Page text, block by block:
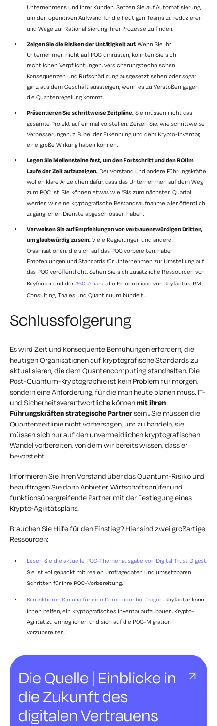
Unternehmens und Ihrer Kunden. Setzen Sie auf Automatisierung,
um den operativen Aufwand für die heutigen Teams zu reduzieren
und Wege zur Rationalisierung Ihrer Prozesse zu finden.
Zeigen Sie die Risiken der Untätigkeit auf. Wenn Sie Ihr
Unternehmen nicht auf PQC umrüsten, könnten Sie sich
rechtlichen Verpflichtungen, versicherungstechnischen
Konsequenzen und Rufschädigung ausgesetzt sehen oder sogar
ganz aus dem Geschäft aussteigen, wenn es zu Verstößen gegen
die Quantenregelung kommt.
Präsentieren Sie schrittweise Zeitpläne. Sie müssen nicht das
gesamte Projekt auf einmal vorstellen. Zeigen Sie, wie schrittweise
Verbesserungen, z. B. bei der Erkennung und dem Krypto-Inventar,
eine große Wirkung haben können.
Legen Sie Meilensteine fest, um den Fortschritt und den ROI im
Laufe der Zeit aufzuzeigen. Der Vorstand und andere Führungskräfte
wollen klare Anzeichen dafür, dass das Unternehmen auf dem Weg
zum PQC ist. Sie können etwas wie "Bis zum nächsten Quartal
werden wir eine kryptografische Bestandsaufnahme aller öffentlich
zugänglichen Dienste abgeschlossen haben.
Verweisen Sie auf Empfehlungen von vertrauenswürdigen Dritten,
um glaubwürdig zu sein. Viele Regierungen und andere
Organisationen, die sich auf das PQC vorbereiten, haben
Empfehlungen und Standards für Unternehmen zur Umstellung auf
das PQC veröffentlicht. Sehen Sie sich zusätzliche Ressourcen von
Keyfactor und der 360-Allianz, die Erkenntnisse von Keyfactor, IBM
Consulting, Thales und Quantinuum bündelt .
Schlussfolgerung
Es wird Zeit und konsequente Bemühungen erfordern, die
heutigen Organisationen auf kryptografische Standards zu
aktualisieren, die dem Quantencomputing standhalten. Die
Post-Quantum-Kryptographie ist kein Problem für morgen,
sondern eine Anforderung, für die man heute planen muss. IT-
und Sicherheitsverantwortliche könnenmit ihren
Führungskräften strategische Partnersein.Sie müssen die
Quantenzeitlinie nicht vorhersagen, um zu handeln, sie
müssen sich nur auf den unvermeidlichen kryptografischen
Wandel vorbereiten, von dem wir bereits wissen, dass er
bevorsteht.
Informieren Sie Ihren Vorstand über das Quantum-Risiko und
beauftragen Sie dann Anbieter, Wirtschaftsprüfer und
funktionsübergreifende Partner mit der Festlegung eines
Krypto-Agilitätsplans.
Brauchen Sie Hilfe für den Einstieg? Hier sind zwei großartige
Ressourcen:
Lesen Sie die aktuelle PQC-Themenausgabe von Digital Trust Digest.
Sie ist vollgepackt mit realen Umfragedaten und umsetzbaren
Schritten für Ihre PQC-Vorbereitung.
Kontaktieren Sie uns für eine Demo oder bei Fragen. Keyfactor kann
Ihnen helfen, ein kryptografisches Inventar aufzubauen, Krypto-
Agilität zu ermöglichen und sich auf die PQC-Migration
vorzubereiten.
Die Quelle | Einblicke in
die Zukunft des
digitalen Vertrauens